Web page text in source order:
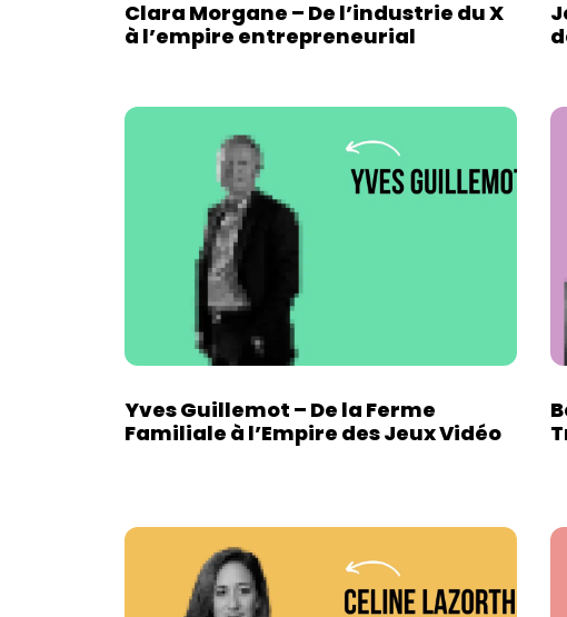
Clara Morgane – De l’industrie du X
à l’empire entrepreneurial
Yves Guillemot – De la Ferme
Familiale à l’Empire des Jeux Vidéo